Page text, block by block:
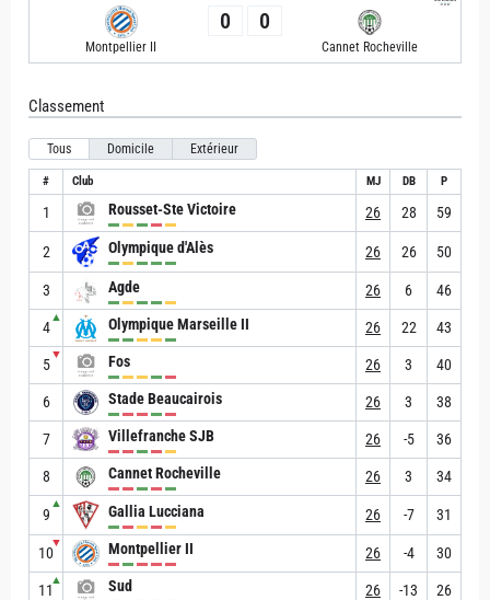
Montpellier II
0 0
Cannet Rocheville
Classement
Tous Domicile Extérieur
# Club MJ DB P
1 Rousset-Ste Victoire 26 28 59
2 Olympique d'Alès 26 26 50
3 Agde 26 6 46
4
▲ Olympique Marseille II 26 22 43
5
▼ Fos 26 3 40
6 Stade Beaucairois 26 3 38
7 Villefranche SJB 26 -5 36
8 Cannet Rocheville 26 3 34
9
▲ Gallia Lucciana 26 -7 31
10
▼ Montpellier II 26 -4 30
11
▲ Sud 26 -13 26